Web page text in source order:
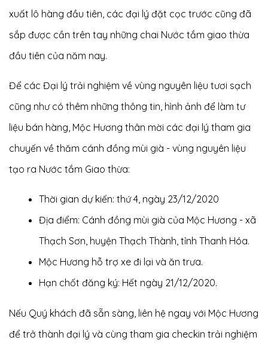
xuất lô hàng đầu tiên, các đại lý đặt cọc trước cũng đã
sắp được cần trên tay những chai Nước tắm giao thừa
đầu tiên của năm nay.
Để các Đại lý trải nghiệm về vùng nguyên liệu tươi sạch
cũng như có thêm những thông tin, hình ảnh để làm tư
liệu bán hàng, Mộc Hương thân mời các đại lý tham gia
chuyến về thăm cánh đồng mùi già - vùng nguyên liệu
tạo ra Nước tắm Giao thừa:
Thời gian dự kiến: thứ 4, ngày 23/12/2020
Địa điểm: Cánh đồng mùi già của Mộc Hương - xã
Thạch Sơn, huyện Thạch Thành, tỉnh Thanh Hóa.
Mộc Hương hỗ trợ xe đi lại và ăn trưa.
Hạn chốt đăng ký: Hết ngày 21/12/2020.
Nếu Quý khách đã sẵn sàng, liên hệ ngay với Mộc Hương
để trở thành đại lý và cùng tham gia checkin trải nghiệm